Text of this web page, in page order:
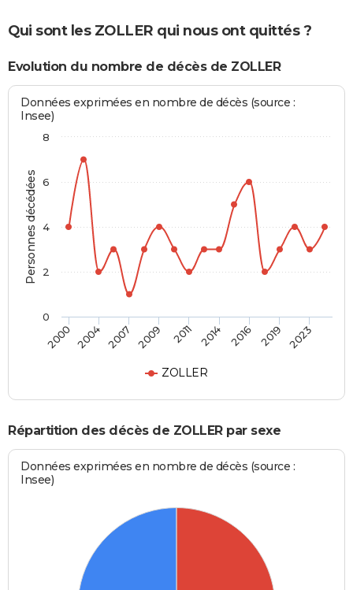
Qui sont les ZOLLER qui nous ont quittés ?
Evolution du nombre de décès de ZOLLER
Personnes décédées
Données exprimées en nombre de décès (source :
Insee)
ZOLLER
2000 2004 2007 2009 2011 2014 2016 2019 2023
0
2
4
6
8
Répartition des décès de ZOLLER par sexe
Données exprimées en nombre de décès (source :
Insee)